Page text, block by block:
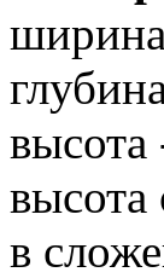
высота
высота
в